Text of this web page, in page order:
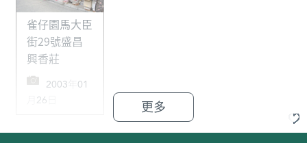
雀仔園馬大臣
街29號盛昌
興香莊
2003年01
月26日
更多